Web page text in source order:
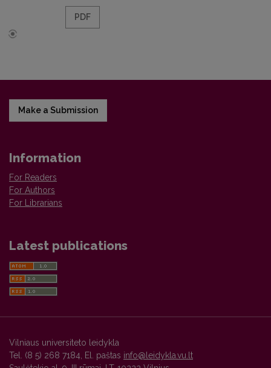
PDF
Make a Submission
Information
For Readers
For Authors
For Librarians
Latest publications
Vilniaus universiteto leidykla
Tel. (8 5) 268 7184, El. paštas info@leidykla.vu.lt